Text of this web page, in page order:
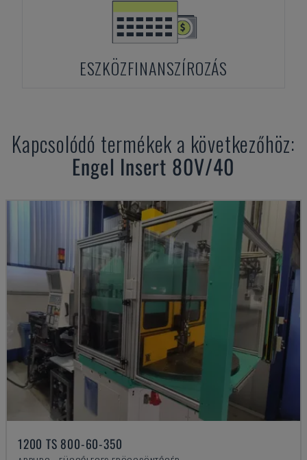
ESZKÖZFINANSZÍROZÁS
Kapcsolódó termékek a következőhöz:
Engel Insert 80V/40
1200 TS 800-60-350